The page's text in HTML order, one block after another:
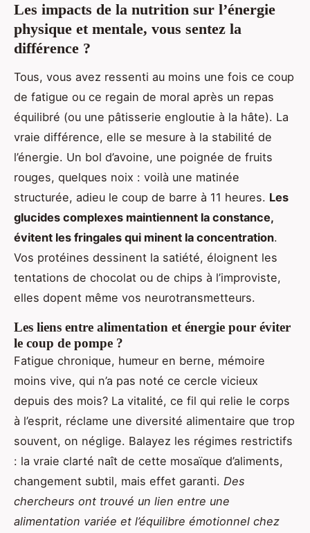
Les impacts de la nutrition sur l’énergie
physique et mentale, vous sentez la
différence ?
Tous, vous avez ressenti au moins une fois ce coup
de fatigue ou ce regain de moral après un repas
équilibré (ou une pâtisserie engloutie à la hâte). La
vraie différence, elle se mesure à la stabilité de
l’énergie. Un bol d’avoine, une poignée de fruits
rouges, quelques noix : voilà une matinée
structurée, adieu le coup de barre à 11 heures. Les
glucides complexes maintiennent la constance,
évitent les fringales qui minent la concentration.
Vos protéines dessinent la satiété, éloignent les
tentations de chocolat ou de chips à l’improviste,
elles dopent même vos neurotransmetteurs.
Les liens entre alimentation et énergie pour éviter
le coup de pompe ?
Fatigue chronique, humeur en berne, mémoire
moins vive, qui n’a pas noté ce cercle vicieux
depuis des mois? La vitalité, ce fil qui relie le corps
à l’esprit, réclame une diversité alimentaire que trop
souvent, on néglige. Balayez les régimes restrictifs
: la vraie clarté naît de cette mosaïque d’aliments,
changement subtil, mais effet garanti. Des
chercheurs ont trouvé un lien entre une
alimentation variée et l’équilibre émotionnel chez